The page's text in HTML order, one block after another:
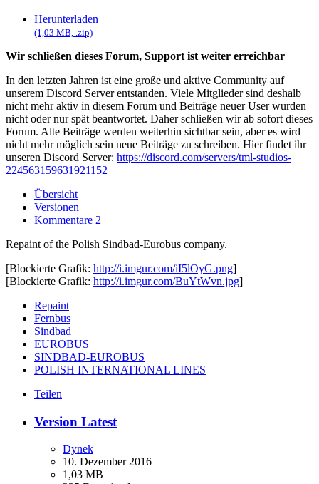
Herunterladen
(1,03 MB, .zip)
Wir schließen dieses Forum, Support ist weiter erreichbar
In den letzten Jahren ist eine große und aktive Community auf
unserem Discord Server entstanden. Viele Mitglieder sind deshalb
nicht mehr aktiv in diesem Forum und Beiträge neuer User wurden
nicht oder nur spät beantwortet. Daher schließen wir ab sofort dieses
Forum. Alte Beiträge werden weiterhin sichtbar sein, aber es wird
nicht mehr möglich sein neue Beiträge zu schreiben. Hier findet ihr
unseren Discord Server: https://discord.com/servers/tml-studios-
224563159631921152
Übersicht
Versionen
Kommentare 2
Repaint of the Polish Sindbad-Eurobus company.
[Blockierte Grafik: http://i.imgur.com/iI5lOyG.png]
[Blockierte Grafik: http://i.imgur.com/BuYtWvn.jpg]
Repaint
Fernbus
Sindbad
EUROBUS
SINDBAD-EUROBUS
POLISH INTERNATIONAL LINES
Teilen
Version Latest
Dynek
10. Dezember 2016
1,03 MB